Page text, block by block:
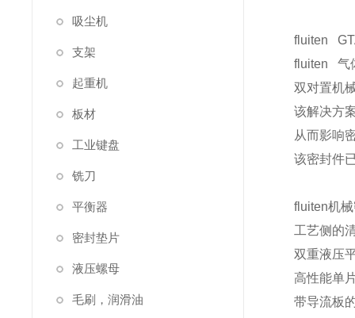
吸尘机
支架
起重机
板材
工业键盘
铣刀
平衡器
密封垫片
液压螺母
毛刷，润滑油
fluiten
fluiten 气
双对置机
该解决方
从而影响
该密封件
fluiten机
工艺侧的
双重液压
高性能单
带导流板